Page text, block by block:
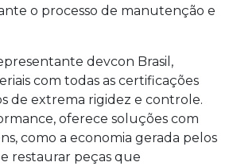
o processo de manutenção e
devcon Brasil,
com todas as certificações
de extrema rigidez e controle.
oferece soluções com
como a economia gerada pelos
restaurar peças que